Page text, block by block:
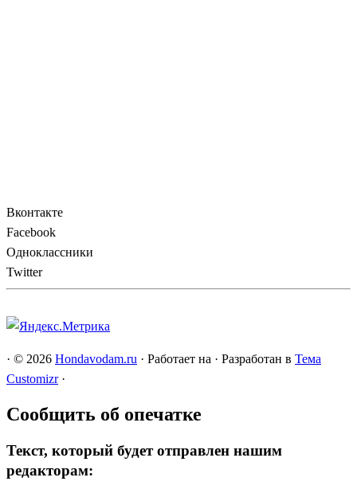
Вконтакте
Facebook
Одноклассники
Twitter
· © 2026 Hondavodam.ru · Работает на · Разработан в Тема
Customizr ·
Сообщить об опечатке
Текст, который будет отправлен нашим
редакторам: